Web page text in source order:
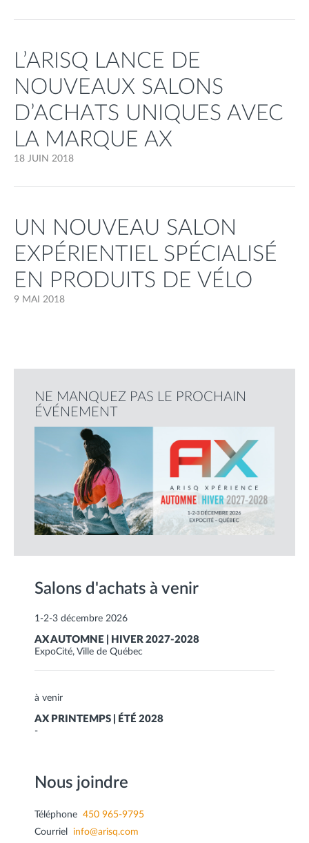
L’ARISQ LANCE DE
NOUVEAUX SALONS
D’ACHATS UNIQUES AVEC
LA MARQUE AX
18 JUIN 2018
UN NOUVEAU SALON
EXPÉRIENTIEL SPÉCIALISÉ
EN PRODUITS DE VÉLO
9 MAI 2018
NE MANQUEZ PAS LE PROCHAIN
ÉVÉNEMENT
Salons d'achats à venir
1-2-3 décembre 2026
AX AUTOMNE | HIVER 2027-2028
ExpoCité, Ville de Québec
à venir
AX PRINTEMPS | ÉTÉ 2028
-
Nous joindre
Téléphone 450 965-9795
Courriel info@arisq.com